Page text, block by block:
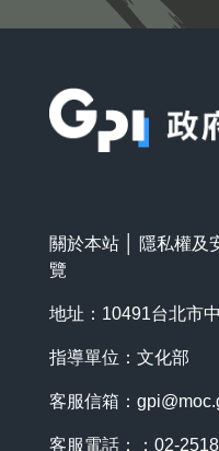
關於本站 隱私權及
覽
地址：10491台北市
指導單位：文化部
客服信箱：
客服電話：：02-